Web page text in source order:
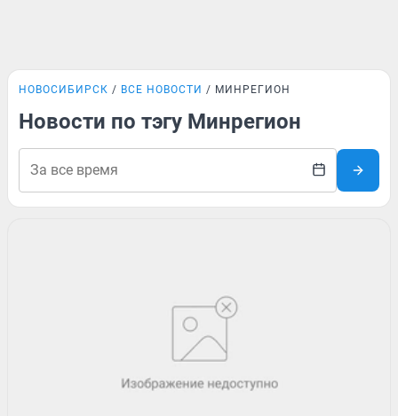
НОВОСИБИРСК ВСЕ НОВОСТИ МИНРЕГИОН
Новости по тэгу Минрегион